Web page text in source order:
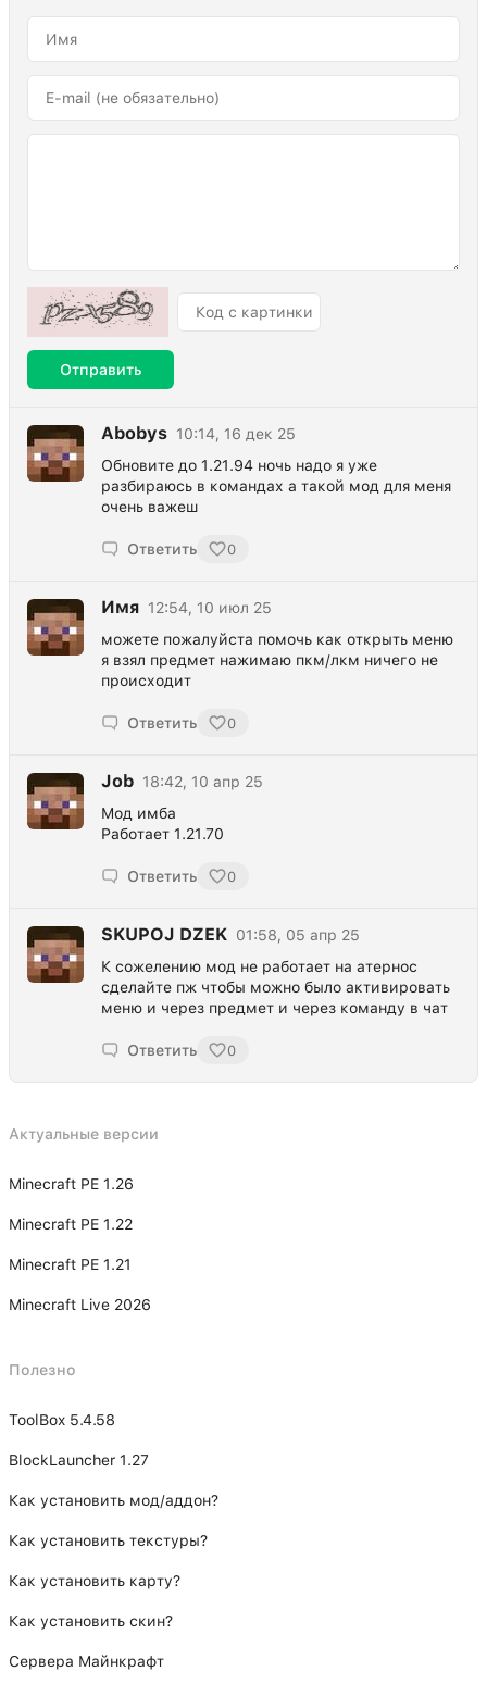
Отправить
Abobys 10:14, 16 дек 25
Обновите до 1.21.94 ночь надо я уже
разбираюсь в командах а такой мод для меня
очень важеш
Ответить 0
Имя 12:54, 10 июл 25
можете пожалуйста помочь как открыть меню
я взял предмет нажимаю пкм/лкм ничего не
происходит
Ответить 0
Job 18:42, 10 апр 25
Мод имба
Работает 1.21.70
Ответить 0
SKUPOJ DZEK 01:58, 05 апр 25
К сожелению мод не работает на атернос
сделайте пж чтобы можно было активировать
меню и через предмет и через команду в чат
Ответить 0
Актуальные версии
Minecraft PE 1.26
Minecraft PE 1.22
Minecraft PE 1.21
Minecraft Live 2026
Полезно
ToolBox 5.4.58
BlockLauncher 1.27
Как установить мод/аддон?
Как установить текстуры?
Как установить карту?
Как установить скин?
Сервера Майнкрафт